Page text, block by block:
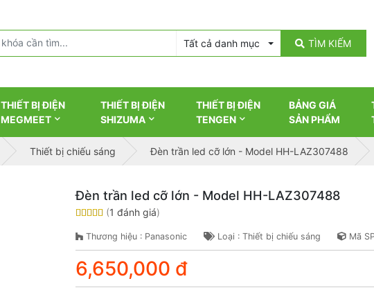
Tất cả danh mục TÌM KIẾM
THIẾT BỊ ĐIỆN
MEGMEET
THIẾT BỊ ĐIỆN
SHIZUMA
THIẾT BỊ ĐIỆN
TENGEN
BẢNG GIÁ
SẢN PHẨM
Thiết bị chiếu sáng Đèn trần led cỡ lớn - Model HH-LAZ307488
Đèn trần led cỡ lớn - Model HH-LAZ307488
(1 đánh giá)
Thương hiệu : Panasonic Loại : Thiết bị chiếu sáng Mã
6,650,000 đ